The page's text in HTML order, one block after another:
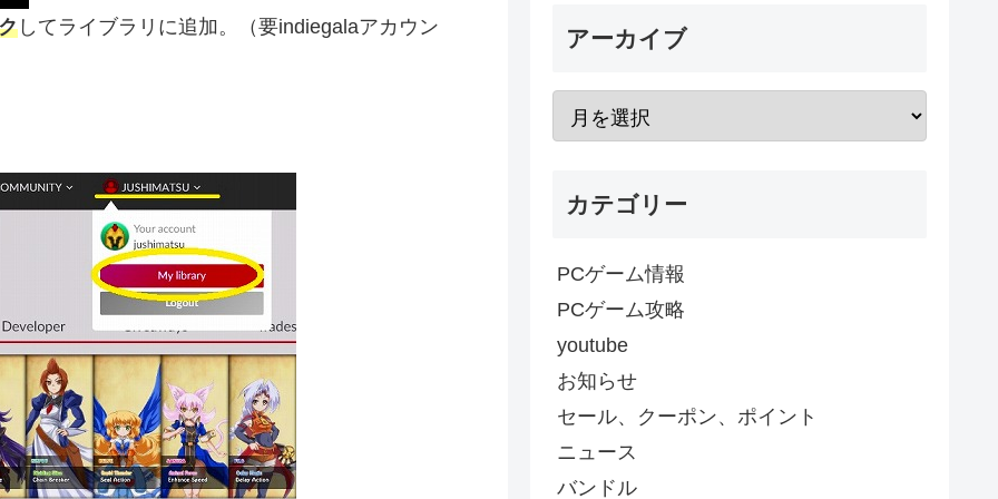
してライブラリに追加。（要indiegalaアカウン
アーカイブ
カテゴリー
PCゲーム情報
PCゲーム攻略
youtube
お知らせ
セール、クーポン、ポイント
ニュース
バンドル